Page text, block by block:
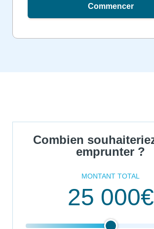
Commencer
Combien
emprunter ?
MONTANT TOTAL
25 000€